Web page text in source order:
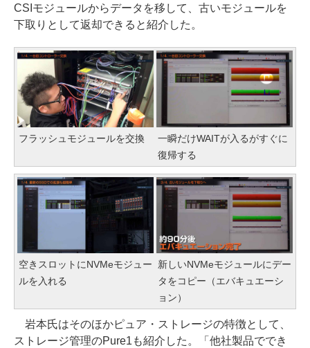
CSIモジュールからデータを移して、古いモジュールを
下取りとして返却できると紹介した。
フラッシュモジュールを交換
一瞬だけWAITが入るがすぐに
復帰する
空きスロットにNVMeモジュー
ルを入れる
新しいNVMeモジュールにデー
タをコピー（エバキュエーシ
ョン）
岩本氏はそのほかピュア・ストレージの特徴として、
ストレージ管理のPure1も紹介した。「他社製品ででき